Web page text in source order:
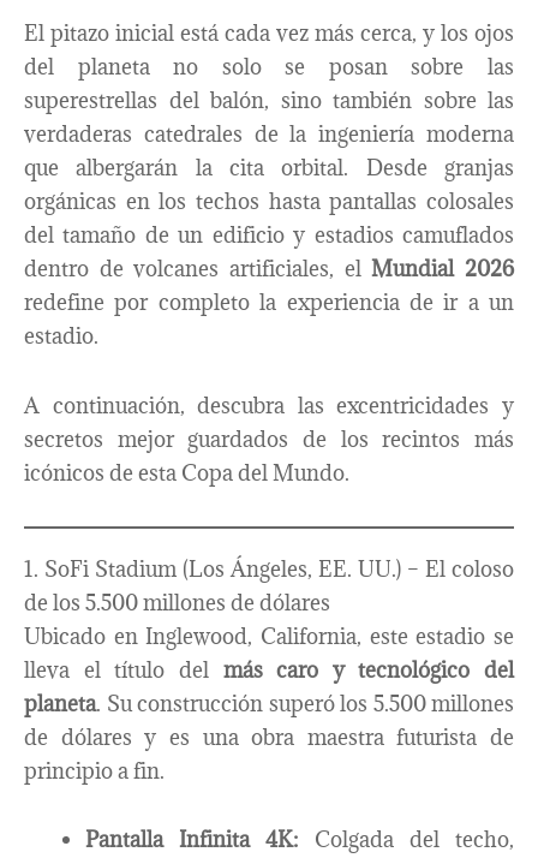
El pitazo inicial está cada vez más cerca, y los ojos
del planeta no solo se posan sobre las
superestrellas del balón, sino también sobre las
verdaderas catedrales de la ingeniería moderna
que albergarán la cita orbital. Desde granjas
orgánicas en los techos hasta pantallas colosales
del tamaño de un edificio y estadios camuflados
dentro de volcanes artificiales, elMundial 2026
redefine por completo la experiencia de ir a un
estadio.
A continuación, descubra las excentricidades y
secretos mejor guardados de los recintos más
icónicos de esta Copa del Mundo.
1. SoFi Stadium (Los Ángeles, EE. UU.) – El coloso
de los 5.500 millones de dólares
Ubicado en Inglewood, California, este estadio se
lleva el título del más caro y tecnológico del
planeta. Su construcción superó los 5.500 millones
de dólares y es una obra maestra futurista de
principio a fin.
Pantalla Infinita 4K: Colgada del techo,